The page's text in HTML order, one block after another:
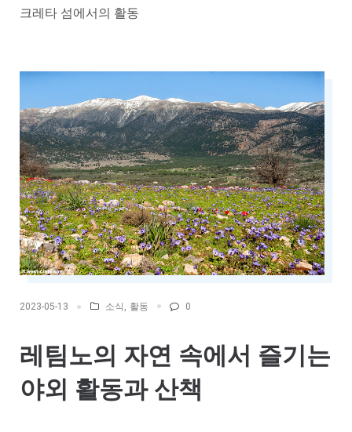
크레타 섬에서의 활동
2023-05-13 소식 활동 0
레팀노의 자연 속에서 즐기는
야외 활동과 산책